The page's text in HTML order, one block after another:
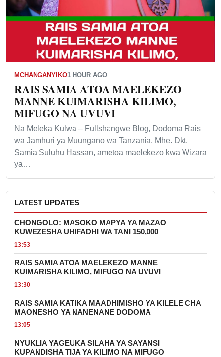
MCHANGANYIKO1 HOUR AGO
RAIS SAMIA ATOA MAELEKEZO
MANNE KUIMARISHA KILIMO,
MIFUGO NA UVUVI
Na Meleka Kulwa – Fullshangwe Blog, Dodoma Rais
wa Jamhuri ya Muungano wa Tanzania, Mhe. Dkt.
Samia Suluhu Hassan, ametoa maelekezo kwa Wizara
ya…
LATEST UPDATES
CHONGOLO: MASOKO MAPYA YA MAZAO
KUWEZESHA UHIFADHI WA TANI 150,000
13:53
RAIS SAMIA ATOA MAELEKEZO MANNE
KUIMARISHA KILIMO, MIFUGO NA UVUVI
13:30
RAIS SAMIA KATIKA MAADHIMISHO YA KILELE CHA
MAONESHO YA NANENANE DODOMA
13:05
NYUKLIA YAGEUKA SILAHA YA SAYANSI
KUPANDISHA TIJA YA KILIMO NA MIFUGO